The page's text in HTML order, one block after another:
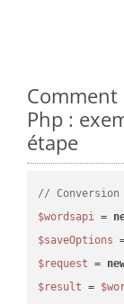
Comment
Php :
étape
// Conversion
$wordsapi =
$saveOptions
$request =
$result =